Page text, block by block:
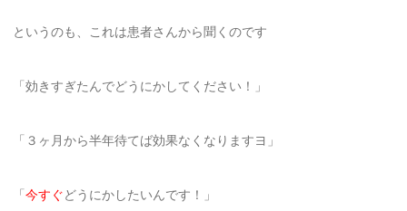
というのも、これは患者さんから聞くのです
「効きすぎたんでどうにかしてください！」
「３ヶ月から半年待てば効果なくなりますヨ」
「 今すぐどうにかしたいんです！」